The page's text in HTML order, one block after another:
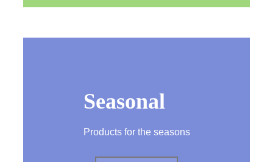
Seasonal
Products for the seasons